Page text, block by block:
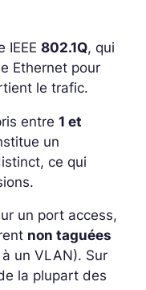
IEEE 802.1Q, qui
Ethernet pour
le trafic.
entre 1 et
un
ce qui
un port access,
non taguées
un VLAN). Sur
la plupart des